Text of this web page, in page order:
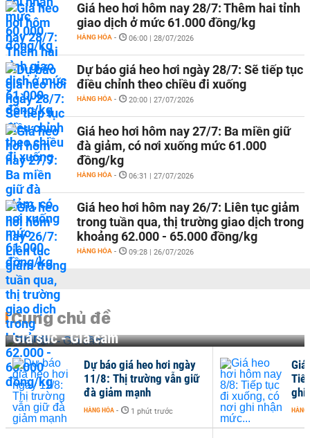
Giá heo hơi hôm nay 28/7: Thêm hai tỉnh
giao dịch ở mức 61.000 đồng/kg
HÀNG HÓA - 06:00 | 28/07/2026
Dự báo giá heo hơi ngày 28/7: Sẽ tiếp tục
điều chỉnh theo chiều đi xuống
HÀNG HÓA - 20:00 | 27/07/2026
Giá heo hơi hôm nay 27/7: Ba miền giữ
đà giảm, có nơi xuống mức 61.000
đồng/kg
HÀNG HÓA - 06:31 | 27/07/2026
Giá heo hơi hôm nay 26/7: Liên tục giảm
trong tuần qua, thị trường giao dịch trong
khoảng 62.000 - 65.000 đồng/kg
HÀNG HÓA - 09:28 | 26/07/2026
Cùng chủ đề
Gia súc - Gia cầm
Dự báo giá heo hơi ngày
11/8: Thị trường vẫn giữ
đà giảm mạnh
HÀNG HÓA - 1 phút trước
ghi
HÀNG